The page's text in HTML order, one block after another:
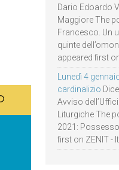
Dario Edoardo
Maggiore The
Francesco. Un
quinte
appeared first
Lunedì 4
cardinalizio
Avviso
Liturgiche The
2021:
first on ZENIT -